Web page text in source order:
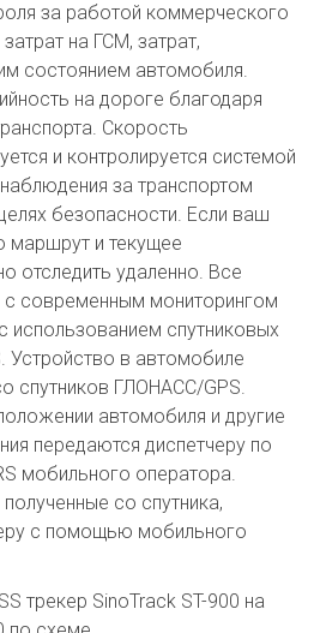
за работой коммерческого
на ГСМ, затрат,
состоянием автомобиля.
на дороге благодаря
Скорость
и контролируется системой
за транспортом
безопасности. Если ваш
маршрут и текущее
отследить удаленно. Все
с современным мониторингом
использованием спутниковых
Устройство в автомобиле
спутников ГЛОНАСС/GPS.
автомобиля и другие
передаются диспетчеру по
мобильного оператора.
со спутника,
с помощью мобильного
трекер SinoTrack ST-900 на